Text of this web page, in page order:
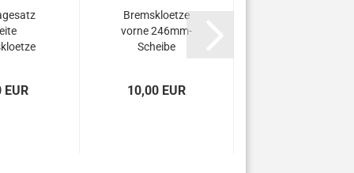
EUR
Bremskloetze
vorne 246mm-
Scheibe
10,00 EUR